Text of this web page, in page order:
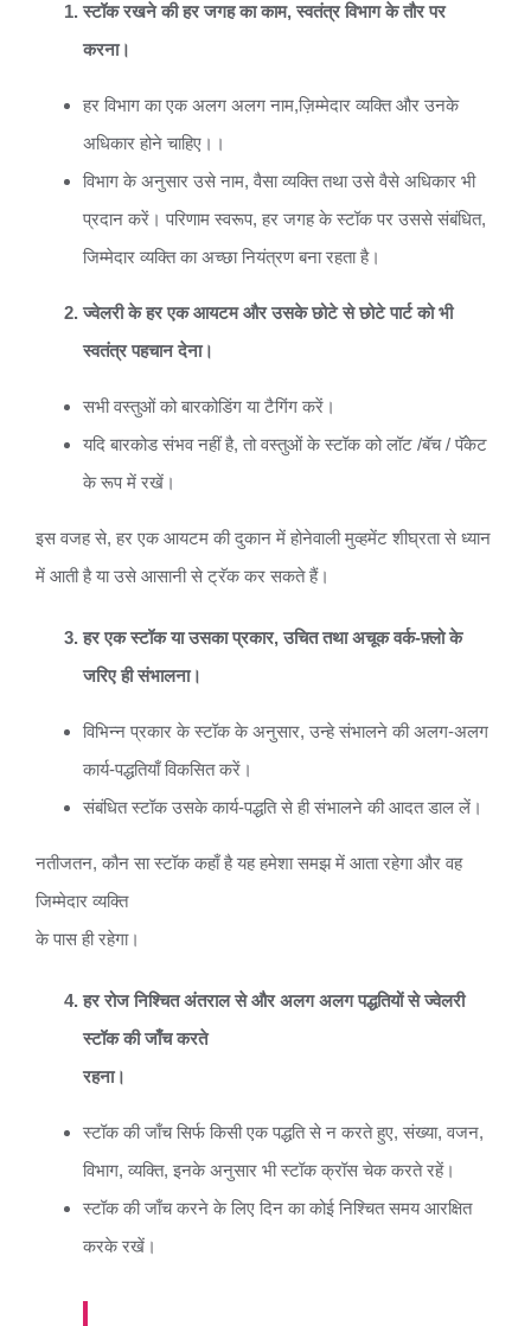
स्टॉक रखने की हर जगह का काम, स्वतंत्र विभाग के तौर पर
करना।
हर विभाग का एक अलग अलग नाम,ज़िम्मेदार व्यक्ति और उनके
अधिकार होने चाहिए।।
विभाग के अनुसार उसे नाम, वैसा व्यक्ति तथा उसे वैसे अधिकार भी
प्रदान करें। परिणाम स्वरूप, हर जगह के स्टॉक पर उससे संबंधित,
जिम्मेदार व्यक्ति का अच्छा नियंत्रण बना रहता है।
ज्वेलरी के हर एक आयटम और उसके छोटे से छोटे पार्ट को भी
स्वतंत्र पहचान देना।
सभी वस्तुओं को बारकोडिंग या टैगिंग करें।
यदि बारकोड संभव नहीं है, तो वस्तुओं के स्टॉक को लॉट /बॅच / पॅकेट
के रूप में रखें।
इस वजह से, हर एक आयटम की दुकान में होनेवाली मुव्हमेंट शीघ्रता से ध्यान
में आती है या उसे आसानी से ट्रॅक कर सकते हैं।
हर एक स्टॉक या उसका प्रकार, उचित तथा अचूक वर्क-फ़्लो के
जरिए ही संभालना।
विभिन्न प्रकार के स्टॉक के अनुसार, उन्हे संभालने की अलग-अलग
कार्य-पद्धतियाँ विकसित करें।
संबंधित स्टॉक उसके कार्य-पद्धति से ही संभालने की आदत डाल लें।
नतीजतन, कौन सा स्टॉक कहाँ है यह हमेशा समझ में आता रहेगा और वह
जिम्मेदार व्यक्ति
के पास ही रहेगा।
हर रोज निश्चित अंतराल से और अलग अलग पद्धतियों से ज्वेलरी
स्टॉक की जाँच करते
रहना।
स्टॉक की जाँच सिर्फ किसी एक पद्धति से न करते हुए, संख्या, वजन,
विभाग, व्यक्ति, इनके अनुसार भी स्टॉक क्रॉस चेक करते रहें।
स्टॉक की जाँच करने के लिए दिन का कोई निश्चित समय आरक्षित
करके रखें।